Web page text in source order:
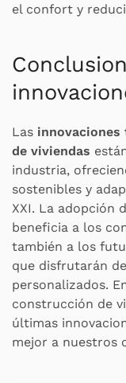
el confort y
Las
de viviendas
industria,
sostenibles y
XXI. La adopción
beneficia a los
también a los
que disfrutarán
personalizados.
construcción de
últimas
mejor a nuestros